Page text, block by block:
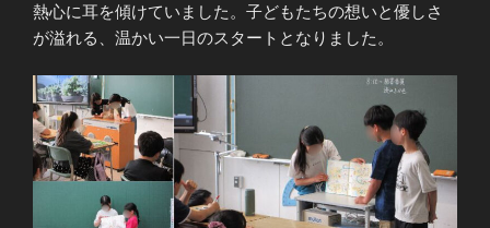
熱心に耳を傾けていました。子どもたちの想いと優しさ
が溢れる、温かい一日のスタートとなりました。